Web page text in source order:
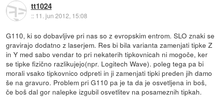
tt1024
:: 11. jun 2012, 15:08
G110, ki so dobavljive pri nas so z evropskim entrom. SLO znaki se
gravirajo dodatno z laserjem. Res bi bila varianta zamenjati tipke Z
in Y med sabo vendar to pri nekaterih tipkovnicah ni mogoče, ker
se tipke fizično razlikujejo(npr. Logitech Wave). poleg tega pa bi
morali vsako tipkovnico odpreti in ji zamenjati tipki preden jih damo
še na gravuro. Problem pri G110 pa je ta da je osvetljena in boš,
če boš dal gor nalepke izgubil osvetlitev na posameznih tipkah.